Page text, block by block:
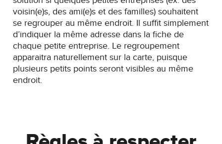
voisin(e)s, des ami(e)s et des familles) souhaitent
se regrouper au même endroit. Il suffit simplement
d’indiquer la même adresse dans la fiche de
chaque petite entreprise. Le regroupement
apparaitra naturellement sur la carte, puisque
plusieurs petits points seront visibles au même
endroit.